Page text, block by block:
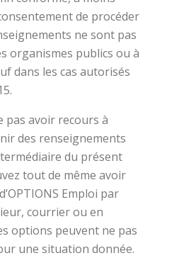
de procéder
ne sont pas
organismes publics ou à
dans les cas autorisés
pas avoir recours à
des renseignements
du présent
tout de même avoir
Emploi par
courrier ou en
options peuvent ne pas
une situation donnée.